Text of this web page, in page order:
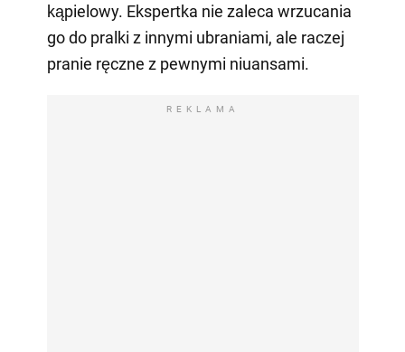
kąpielowy. Ekspertka nie zaleca wrzucania
go do pralki z innymi ubraniami, ale raczej
pranie ręczne z pewnymi niuansami.
REKLAMA